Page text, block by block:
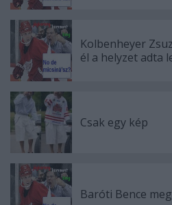
Kolbenheyer
él a helyzet adta
Csak egy kép
Baróti Bence